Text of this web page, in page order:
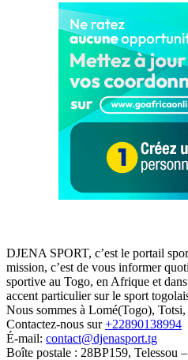
DJENA SPORT, c’est le portail
mission, c’est de vous informer
sportive au Togo, en Afrique et
accent particulier sur le sport
Nous sommes à Lomé(Togo),
Contactez-nous sur+22890138994
É-mail: contact@djenasport.tg
Boîte postale : 28BP159, Telessou